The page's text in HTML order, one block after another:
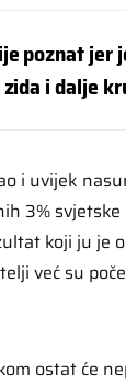
poznat jer
i dalje
i uvijek
3%
koji ju je
već su
ostat će